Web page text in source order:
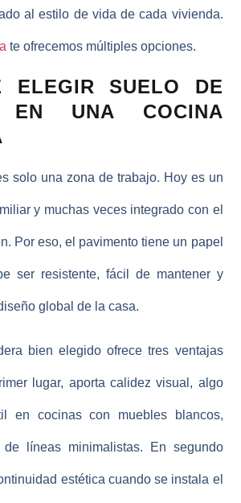
al estilo de vida de cada vivienda.
te ofrecemos múltiples opciones.
ELEGIR SUELO DE
EN UNA COCINA
solo una zona de trabajo. Hoy es un
y muchas veces integrado con el
Por eso, el pavimento tiene un papel
ser resistente, fácil de mantener y
global de la casa.
bien elegido ofrece tres ventajas
lugar, aporta calidez visual , algo
en cocinas con muebles blancos,
líneas minimalistas. En segundo
estética cuando se instala el